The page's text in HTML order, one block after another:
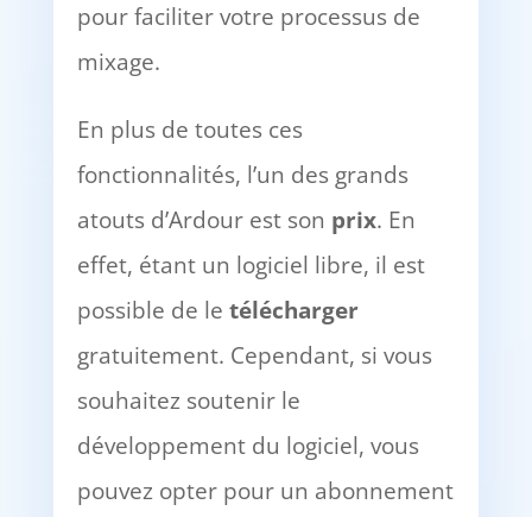
pour faciliter votre processus de
mixage.
En plus de toutes ces
fonctionnalités, l’un des grands
atouts d’Ardour est son prix. En
effet, étant un logiciel libre, il est
possible de le télécharger
gratuitement. Cependant, si vous
souhaitez soutenir le
développement du logiciel, vous
pouvez opter pour un abonnement